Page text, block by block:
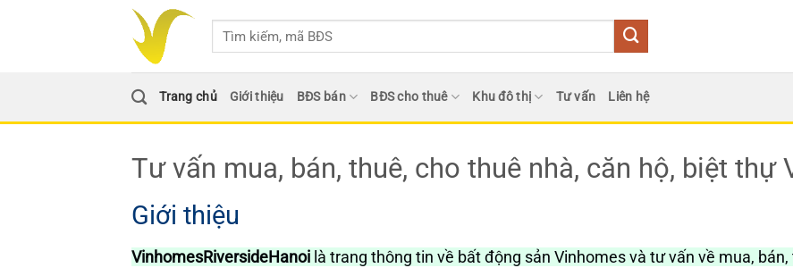
Trang chủ Giới thiệu BĐS bán BĐS cho thuê Khu đô thị Tư vấn Liên hệ
Tư vấn mua, bán, thuê, cho thuê nhà, căn hộ, biệt thự
Giới thiệu
VinhomesRiversideHanoi là trang thông tin về bất động sản Vinhomes và tư vấn về mua,